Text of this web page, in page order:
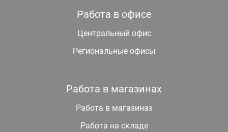
Работа в офисе
Центральный офис
Региональные офисы
Работа в магазинах
Работа в магазинах
Работа на складе